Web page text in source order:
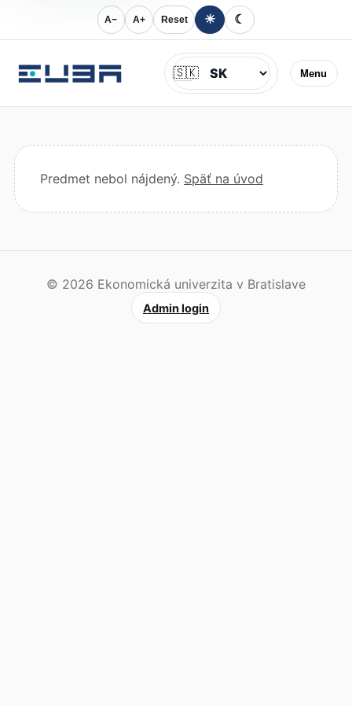
A− A+ Reset ☀ ☾
Menu
Jazyk
🇸🇰
Predmet nebol nájdený. Späť na úvod
© 2026 Ekonomická univerzita v Bratislave
Admin login